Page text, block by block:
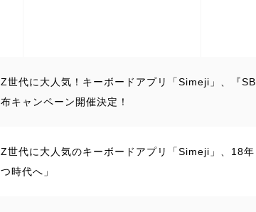
Z世代に大人気！キーボードアプリ「Simeji」、『
布キャンペーン開催決定！
Z世代に大人気のキーボードアプリ「Simeji」、18
つ時代へ」